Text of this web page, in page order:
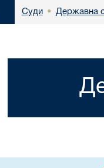
Суди • Державна